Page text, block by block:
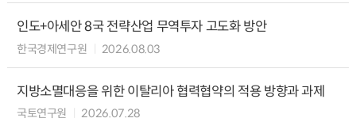
인도+아세안 8국 전략산업 무역투자 고도화 방안
한국경제연구원 2026.08.03
지방소멸대응을 위한 이탈리아 협력협약의 적용 방향과 과제
국토연구원 2026.07.28